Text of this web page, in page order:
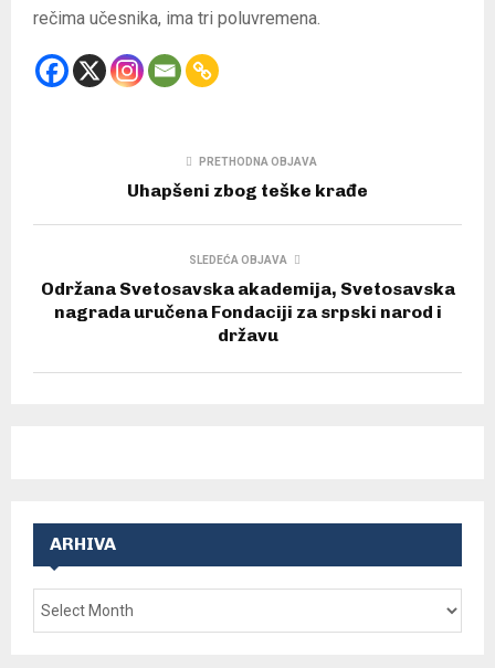
rečima učesnika, ima tri poluvremena.
PRETHODNA OBJAVA
Uhapšeni zbog teške krađe
SLEDEĆA OBJAVA
Održana Svetosavska akademija, Svetosavska
nagrada uručena Fondaciji za srpski narod i
državu
ARHIVA